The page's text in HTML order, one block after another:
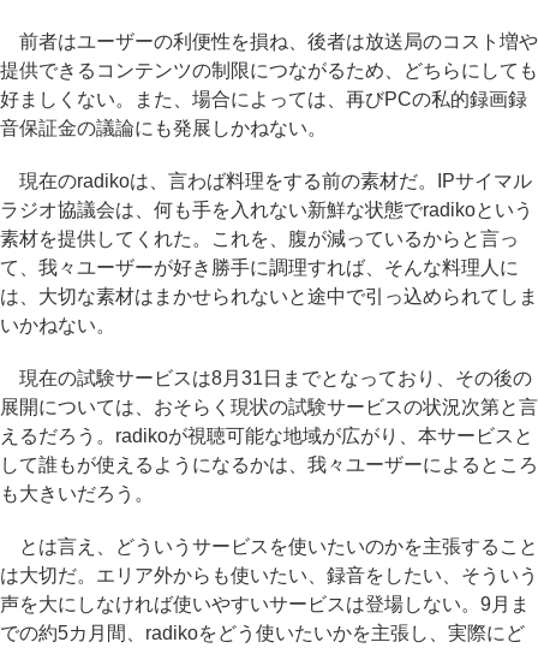
前者はユーザーの利便性を損ね、後者は放送局のコスト増や
提供できるコンテンツの制限につながるため、どちらにしても
好ましくない。また、場合によっては、再びPCの私的録画録
音保証金の議論にも発展しかねない。
現在のradikoは、言わば料理をする前の素材だ。IPサイマル
ラジオ協議会は、何も手を入れない新鮮な状態でradikoという
素材を提供してくれた。これを、腹が減っているからと言っ
て、我々ユーザーが好き勝手に調理すれば、そんな料理人に
は、大切な素材はまかせられないと途中で引っ込められてしま
いかねない。
現在の試験サービスは8月31日までとなっており、その後の
展開については、おそらく現状の試験サービスの状況次第と言
えるだろう。radikoが視聴可能な地域が広がり、本サービスと
して誰もが使えるようになるかは、我々ユーザーによるところ
も大きいだろう。
とは言え、どういうサービスを使いたいのかを主張すること
は大切だ。エリア外からも使いたい、録音をしたい、そういう
声を大にしなければ使いやすいサービスは登場しない。9月ま
での約5カ月間、radikoをどう使いたいかを主張し、実際にど